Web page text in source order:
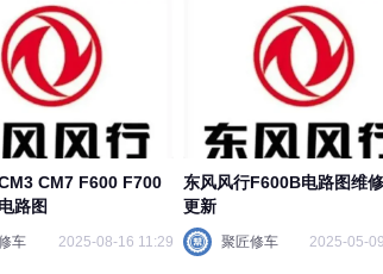
CM7 F600 F700
路图
车 2025-08-16 11:29
东风风行F600B电路图维
更新
聚匠修车 2025-05-